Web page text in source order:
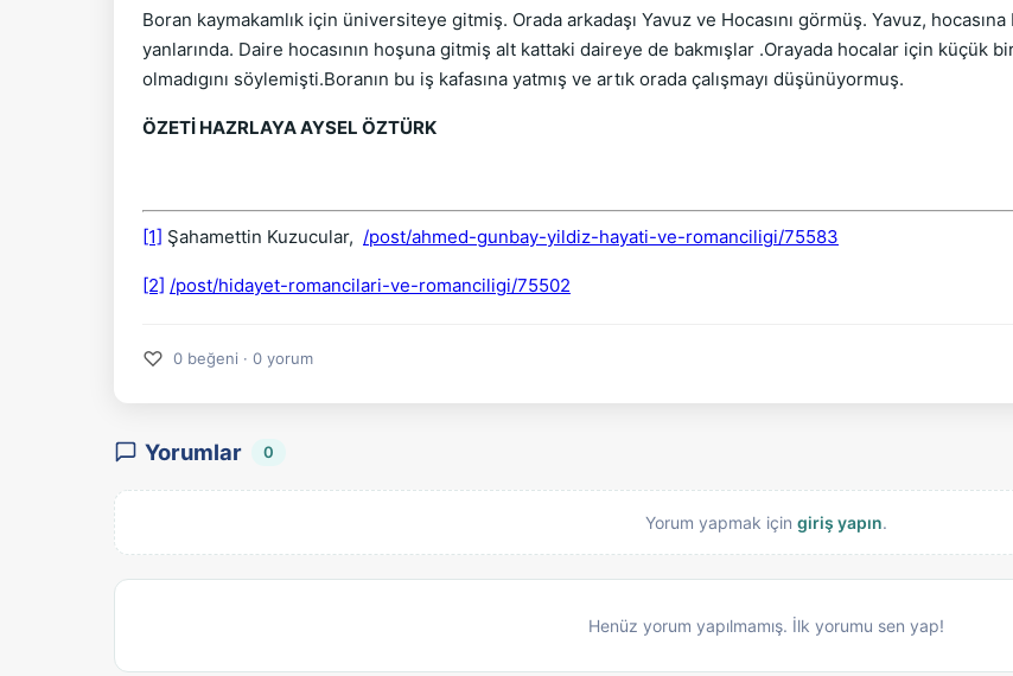
Boran kaymakamlık için üniversiteye gitmiş. Orada arkadaşı Yavuz ve Hocasını görmüş. Yavuz,
yanlarında. Daire hocasının hoşuna gitmiş alt kattaki daireye de bakmışlar .Orayada hocalar için küçük
olmadıgını söylemişti.Boranın bu iş kafasına yatmış ve artık orada çalışmayı düşünüyormuş.
ÖZETİ HAZRLAYA AYSEL ÖZTÜRK
[1] Şahamettin Kuzucular, /post/ahmed-gunbay-yildiz-hayati-ve-romanciligi/75583
[2] /post/hidayet-romancilari-ve-romanciligi/75502
♡ 0 beğeni · 0 yorum
Yorumlar 0
Yorum yapmak için giriş yapın.
Henüz yorum yapılmamış. İlk yorumu sen yap!